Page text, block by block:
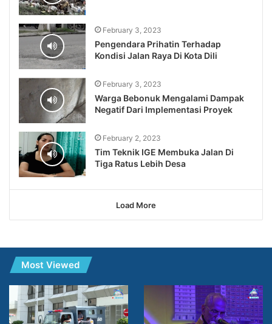
February 3, 2023
Pengendara Prihatin Terhadap
Kondisi Jalan Raya Di Kota Dili
February 3, 2023
Warga Bebonuk Mengalami Dampak
Negatif Dari Implementasi Proyek
February 2, 2023
Tim Teknik IGE Membuka Jalan Di
Tiga Ratus Lebih Desa
Load More
Most Viewed